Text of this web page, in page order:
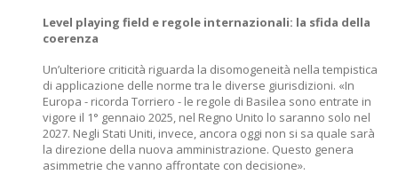
Level playing field e regole internazionali: la sfida della
coerenza
Un’ulteriore criticità riguarda la disomogeneità nella tempistica
di applicazione delle norme tra le diverse giurisdizioni. «In
Europa - ricorda Torriero - le regole di Basilea sono entrate in
vigore il 1° gennaio 2025, nel Regno Unito lo saranno solo nel
2027. Negli Stati Uniti, invece, ancora oggi non si sa quale sarà
la direzione della nuova amministrazione. Questo genera
asimmetrie che vanno affrontate con decisione».